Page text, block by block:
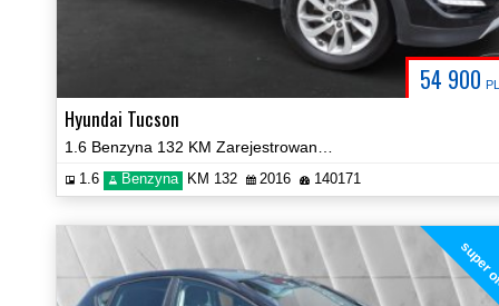
54 900
Hyundai Tucson
1.6 Benzyna KM 132 2016 140171